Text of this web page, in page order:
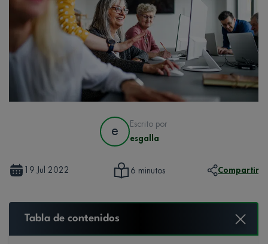
e
Escrito por
esgalla
19 Jul 2022 6 minutos Compartir
Tabla de contenidos